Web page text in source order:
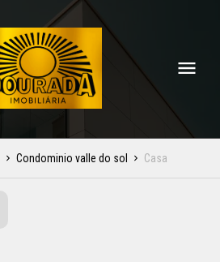
Condominio valle do sol Casa